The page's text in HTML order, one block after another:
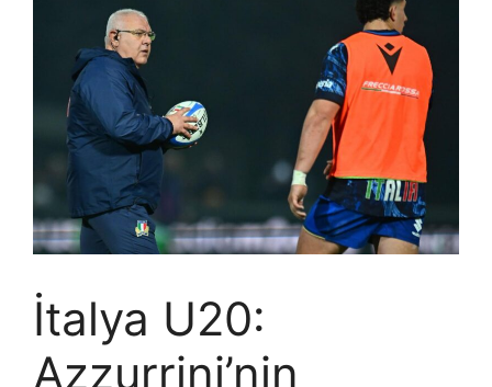
İtalya U20:
Azzurrini’nin